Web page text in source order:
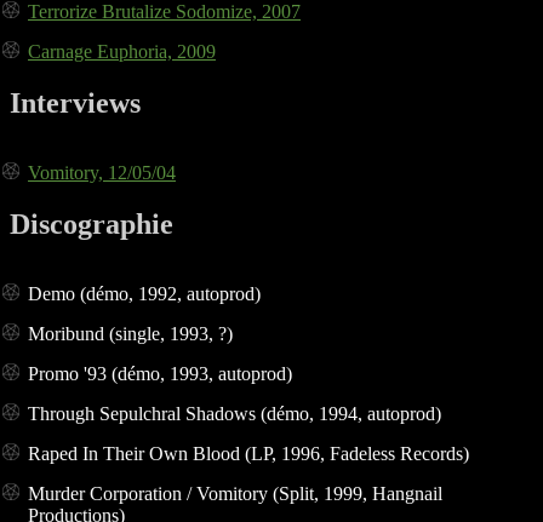
Terrorize Brutalize Sodomize, 2007
Carnage Euphoria, 2009
Interviews
Vomitory, 12/05/04
Discographie
Demo (démo, 1992, autoprod)
Moribund (single, 1993, ?)
Promo '93 (démo, 1993, autoprod)
Through Sepulchral Shadows (démo, 1994, autoprod)
Raped In Their Own Blood (LP, 1996, Fadeless Records)
Murder Corporation / Vomitory (Split, 1999, Hangnail
Productions)